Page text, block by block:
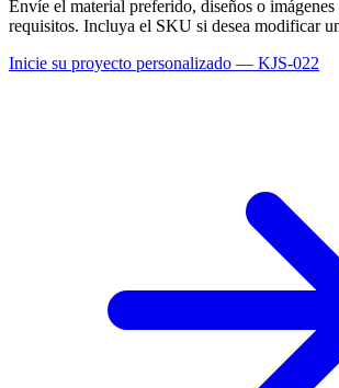
Envíe el material preferido, diseños o
requisitos. Incluya el SKU si desea modificar
Inicie su proyecto personalizado — KJS-022